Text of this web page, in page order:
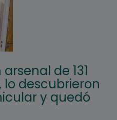
de 131
descubrieron
y quedó